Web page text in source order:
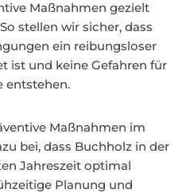
Maßnahmen gezielt
stellen wir sicher, dass
ein reibungsloser
ist und keine Gefahren für
entstehen.
Maßnahmen im
bei, dass Buchholz in der
Jahreszeit optimal
Planung und